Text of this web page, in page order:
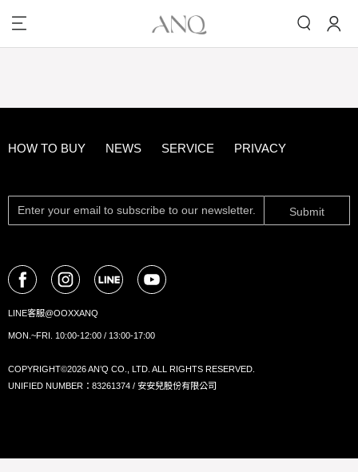
HOW TO BUY NEWS SERVICE PRIVACY
Submit
LINE客服@OOXXANQ
MON.~FRI. 10:00-12:00 / 13:00-17:00
COPYRIGHT©2026 AN’Q CO., LTD. ALL RIGHTS RESERVED.
UNIFIED NUMBER：83261374 / 安安兒股份有限公司